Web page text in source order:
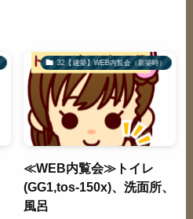
32【建築】WEB内覧会（新築時）
≪WEB内覧会≫トイレ
(GG1,tos-150x)、洗面所、
風呂